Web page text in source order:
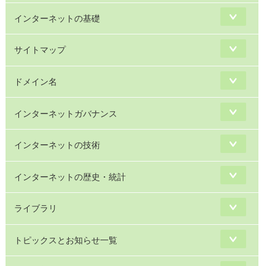
インターネットの基礎
サイトマップ
ドメイン名
インターネットガバナンス
インターネットの技術
インターネットの歴史・統計
ライブラリ
トピックスとお知らせ一覧